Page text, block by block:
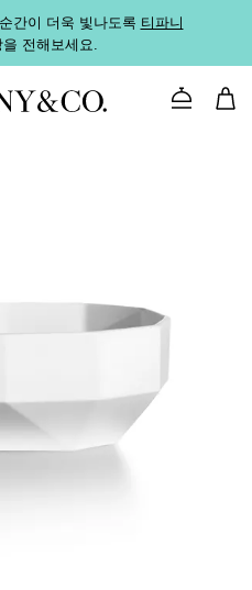
간이 더욱 빛나도록 티파니
전해보세요.
문의하기